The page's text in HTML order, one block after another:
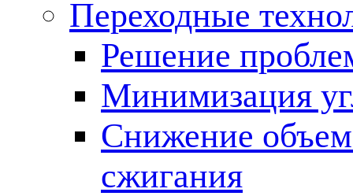
Переходные
Решение
Минимизация
Снижение
сжигания